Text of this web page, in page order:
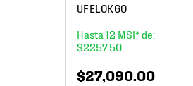
UFEL0K60
12
$2257.50
$27,090.00